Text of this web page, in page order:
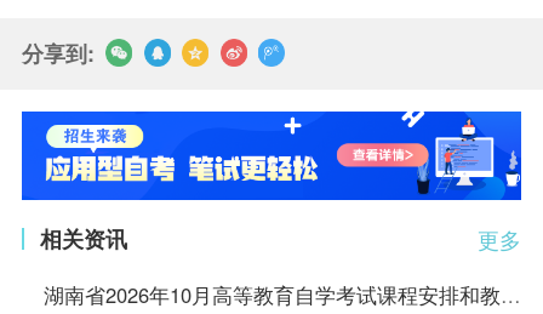
分享到:
更多
相关资讯
湖南省2026年10月高等教育自学考试课程安排和教材变更汇总表